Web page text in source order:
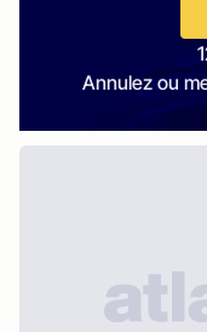
Annulez ou